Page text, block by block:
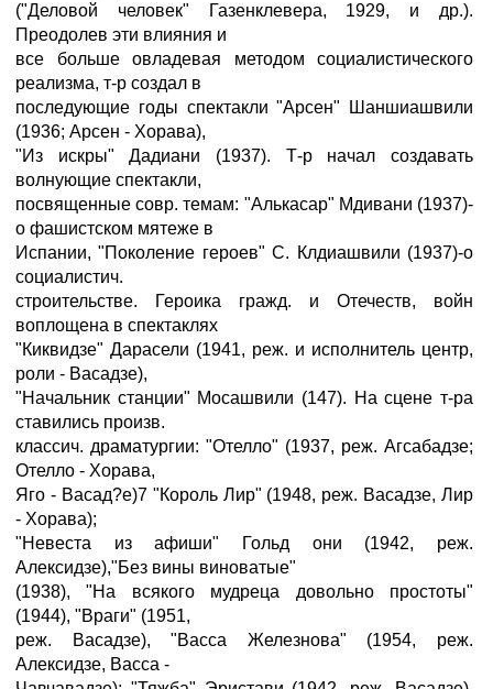
("Деловой человек" Газенклевера, 1929, и др.).
Преодолев эти влияния и
все больше овладевая методом социалистического
реализма, т-р создал в
последующие годы спектакли "Арсен" Шаншиашвили
(1936; Арсен - Хорава),
"Из искры" Дадиани (1937). Т-р начал создавать
волнующие спектакли,
посвященные совр. темам: "Алькасар" Мдивани (1937)-
о фашистском мятеже в
Испании, "Поколение героев" С. Клдиашвили (1937)-о
социалистич.
строительстве. Героика гражд. и Отечеств, войн
воплощена в спектаклях
"Киквидзе" Дарасели (1941, реж. и исполнитель центр,
роли - Васадзе),
"Начальник станции" Мосашвили (147). На сцене т-ра
ставились произв.
классич. драматургии: "Отелло" (1937, реж. Агсабадзе;
Отелло - Хорава,
Яго - Васад?е)7 "Король Лир" (1948, реж. Васадзе, Лир
- Хорава);
"Невеста из афиши" Гольд они (1942, реж.
Алексидзе),"Без вины виноватые"
(1938), "На всякого мудреца довольно простоты"
(1944), "Враги" (1951,
реж. Васадзе), "Васса Железнова" (1954, реж.
Алексидзе, Васса -